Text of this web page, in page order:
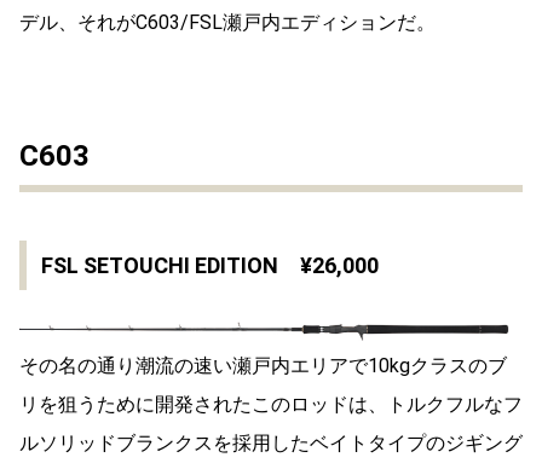
デル、それがC603/FSL瀬戸内エディションだ。
C603
FSL SETOUCHI EDITION ¥26,000
その名の通り潮流の速い瀬戸内エリアで10kgクラスのブ
リを狙うために開発されたこのロッドは、トルクフルなフ
ルソリッドブランクスを採用したベイトタイプのジギング